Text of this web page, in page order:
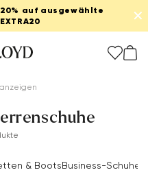
20% auf ausgewählte
✕
& BootsBusiness-Schuhe